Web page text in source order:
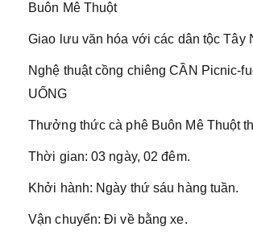
Buôn Mê Thuột
Giao lưu văn hóa với các dân tộc Tây
Nghệ thuật cồng chiêng CẦN Picnic-
UỐNG
Thưởng thức cà phê Buôn Mê Thuột
Thời gian: 03 ngày, 02 đêm.
Khởi hành: Ngày thứ sáu hàng tuần.
Vận chuyển: Đi về bằng xe.